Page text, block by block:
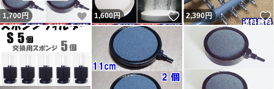
1,700円 いいね！
1,600円 いいね！
2,390円